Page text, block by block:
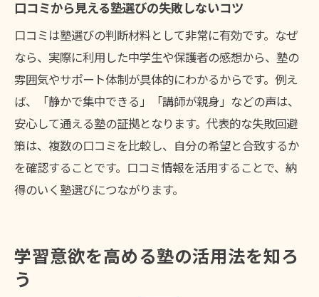
信頼できる塾との出会い方を徹底解説
口コミから見える塾選びの失敗しないコツ
口コミは塾選びの判断材料として非常に有効です。なぜ
なら、実際に利用した中学生や保護者の感想から、塾の
雰囲気やサポート体制が具体的にわかるからです。例え
ば、「静かで集中できる」「講師が親身」などの声は、
安心して通える塾の証拠となります。代表的な失敗回避
策は、複数の口コミを比較し、自分の希望と合致するか
を確認することです。口コミ情報を活用することで、納
得のいく塾選びにつながります。
学習意欲を高める塾の活用法を知ろ
う